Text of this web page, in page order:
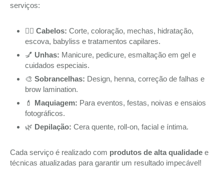
serviços:
💇‍♀️ Cabelos: Corte, coloração, mechas, hidratação,
escova, babyliss e tratamentos capilares.
💅 Unhas: Manicure, pedicure, esmaltação em gel e
cuidados especiais.
🎨 Sobrancelhas: Design, henna, correção de falhas e
brow lamination.
💄 Maquiagem: Para eventos, festas, noivas e ensaios
fotográficos.
🌿 Depilação: Cera quente, roll-on, facial e íntima.
Cada serviço é realizado com produtos de alta qualidade e
técnicas atualizadas para garantir um resultado impecável!